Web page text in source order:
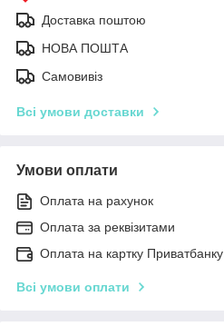
Доставка поштою
НОВА ПОШТА
Самовивіз
Всі умови доставки
Умови оплати
Оплата на рахунок
Оплата за реквізитами
Оплата на картку Приватбанку
Всі умови оплати